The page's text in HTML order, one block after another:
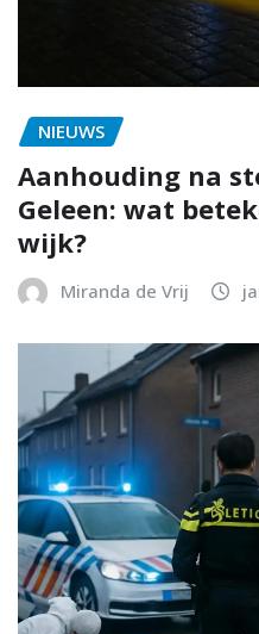
NIEUWS
Aanhouding na
Geleen: wat
wijk?
Miranda de Vrij